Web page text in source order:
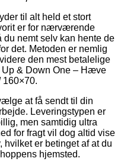
til alt held et stort
er for nærværende
du nemt selv kan hente de
det. Metoden er nemlig
den mest betalelige
& Down One – Hæve
160×70.
at få sendt til din
Leveringstypen er
men samtidig ultra
for fragt vil dog altid vise
er betinget af at du
hjemsted.